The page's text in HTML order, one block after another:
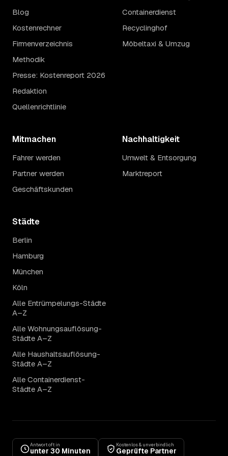
Blog
Kostenrechner
Firmenverzeichnis
Methodik
Presse: Kostenreport 2026
Redaktion
Quellenrichtlinie
Containerdienst
Recyclinghof
Möbeltaxi & Umzug
Mitmachen
Fahrer werden
Partner werden
Geschäftskunden
Nachhaltigkeit
Umwelt & Entsorgung
Marktreport
Städte
Berlin
Hamburg
München
Köln
Alle Entrümpelungs-Städte
A–Z
Alle Wohnungsauflösung-
Städte A–Z
Alle Haushaltsauflösung-
Städte A–Z
Alle Containerdienst-
Städte A–Z
Antwort oft in
unter 30 Minuten
Kostenlos & unverbindlich
Geprüfte Partner